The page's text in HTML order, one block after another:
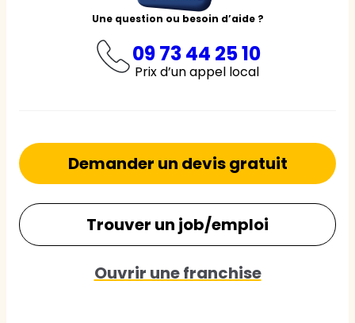
Une question ou besoin d’aide ?
09 73 44 25 10
Prix d’un appel local
Demander un devis gratuit
Trouver un job/emploi
Ouvrir une franchise